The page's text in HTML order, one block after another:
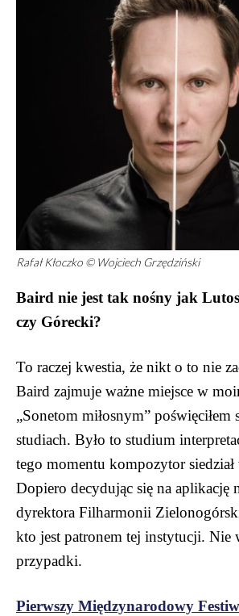
Rafał Kłoczko © Wojciech Grzędziński
Baird nie jest tak nośny jak
czy Górecki?
To raczej kwestia, że nikt o to nie
Baird zajmuje ważne miejsce w
„Sonetom miłosnym” poświęciłem
studiach. Było to studium
tego momentu kompozytor
Dopiero decydując się na aplikację
dyrektora Filharmonii
kto jest patronem tej instytucji. Nie
przypadki.
Pierwszy Międzynarodowy